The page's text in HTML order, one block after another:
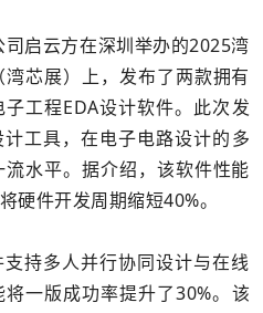
启云方在深圳举办的2025湾
芯展）上，发布了两款拥有
工程EDA设计软件。此次发
工具，在电子电路设计的多
水平。据介绍，该软件性能
硬件开发周期缩短40%。
持多人并行协同设计与在线
一版成功率提升了30%。该